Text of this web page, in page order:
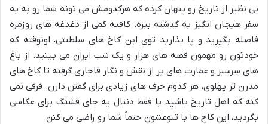
بی نظیر از تاریخ رو پنهان کرده که هرکدومش می تونه شما رو به یه
سفر هیجان انگیز به گذشته ببره. کافیه کمی از دغدغه های روزمره
فاصله بگیرید و پا بذارید توی این کاخ های سلطنتی، اونوقته که
خودتون رو مهمون قصه های هزار و یک شب ایران می بینید. از باغ
های سرسبز و عمارت های پر از نقش و نگار قاجاری گرفته تا کاخ های
مدرن تر پهلوی، هر کدوم حرف های زیادی برای گفتن دارن. فرقی نمی
کنه که اهل تاریخ باشید یا فقط دنبال یه جای قشنگ برای عکاسی
بگردید، این کاخ ها با تنوعشون حتماً شما رو راضی می کنن.